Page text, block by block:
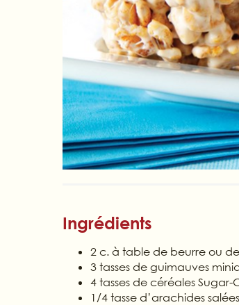
Ingrédients
2 c. à table de beurre ou
3 tasses de guimauves
4 tasses de céréales Sugar-
1/4 tasse d’arachides salées